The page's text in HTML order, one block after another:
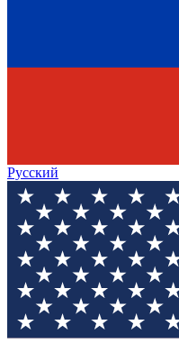
Русский